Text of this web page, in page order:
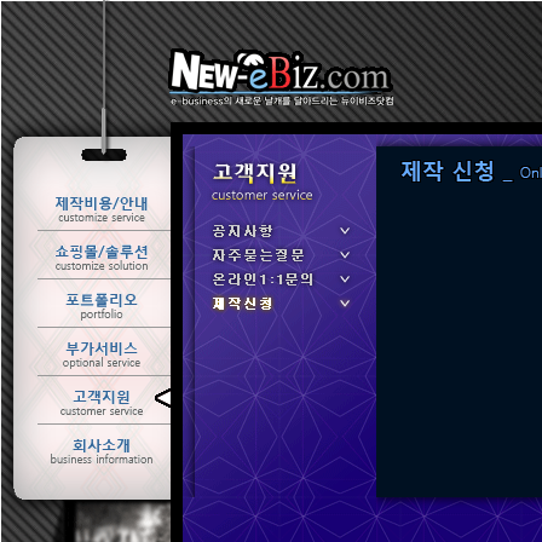
ㆍ 공지사항
ㆍ 자주묻는질문
ㆍ 온라인1:1문의
ㆍ 제작신청